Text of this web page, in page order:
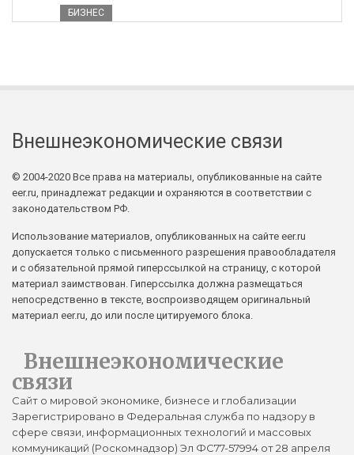
БИЗНЕС
Внешнеэкономические связи
© 2004-2020 Все права на материалы, опубликованные на сайте
eer.ru, принадлежат редакции и охраняются в соответствии с
законодательством РФ.
Использование материалов, опубликованных на сайте eer.ru
допускается только с письменного разрешения правообладателя
и с обязательной прямой гиперссылкой на страницу, с которой
материал заимствован. Гиперссылка должна размещаться
непосредственно в тексте, воспроизводящем оригинальный
материал eer.ru, до или после цитируемого блока.
Внешнеэкономические
связи
Сайт о мировой экономике, бизнесе и глобализации
Зарегистрировано в Федеральная служба по надзору в
сфере связи, информационных технологий и массовых
коммуникаций (Роскомнадзор) Эл ФС77-57994 от 28 апреля